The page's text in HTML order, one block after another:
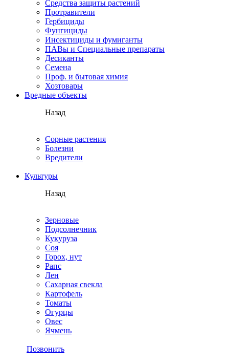
Средства защиты растений
Протравители
Гербициды
Фунгициды
Инсектициды и фумиганты
ПАВы и Специальные препараты
Десиканты
Семена
Проф. и бытовая химия
Хозтовары
Вредные объекты
Назад
Сорные растения
Болезни
Вредители
Культуры
Назад
Зерновые
Подсолнечник
Кукуруза
Соя
Горох, нут
Рапс
Лен
Сахарная свекла
Картофель
Томаты
Огурцы
Овес
Ячмень
Позвонить